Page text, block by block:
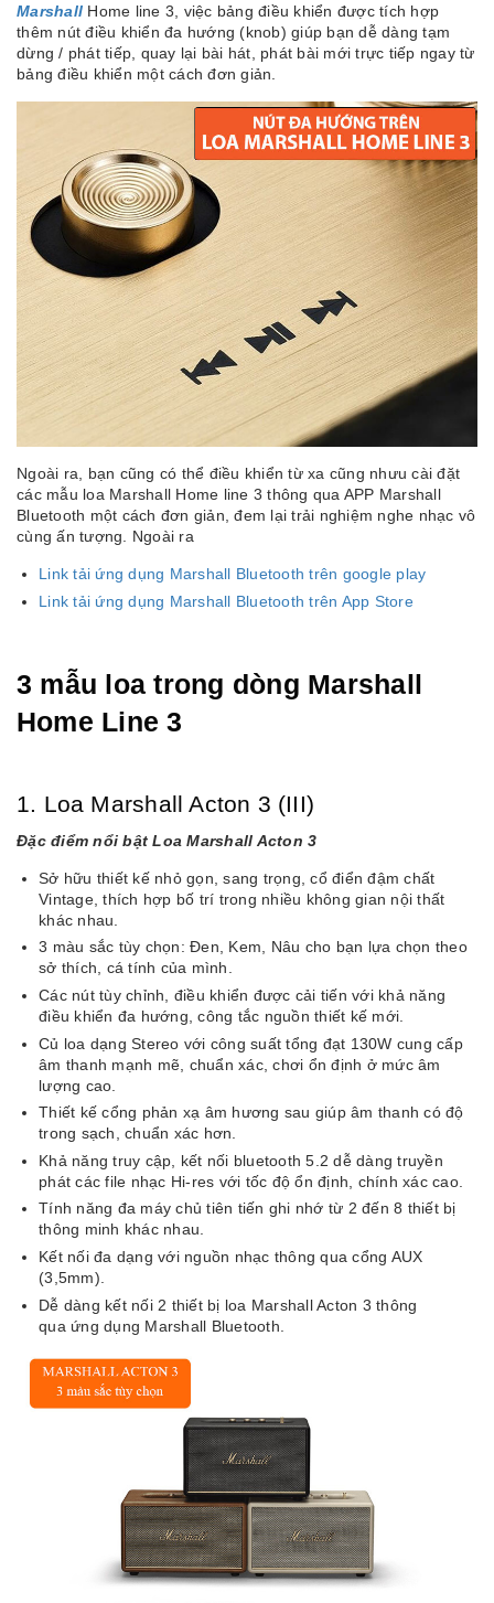
Marshall Home line 3, việc bảng điều khiển được tích hợp
thêm nút điều khiển đa hướng (knob) giúp bạn dễ dàng tạm
dừng / phát tiếp, quay lại bài hát, phát bài mới trực tiếp ngay từ
bảng điều khiển một cách đơn giản.
Ngoài ra, bạn cũng có thể điều khiển từ xa cũng nhưu cài đặt
các mẫu loa Marshall Home line 3 thông qua APP Marshall
Bluetooth một cách đơn giản, đem lại trải nghiệm nghe nhạc vô
cùng ấn tượng. Ngoài ra
Link tải ứng dụng Marshall Bluetooth trên google play
Link tải ứng dụng Marshall Bluetooth trên App Store
3 mẫu loa trong dòng Marshall
Home Line 3
1. Loa Marshall Acton 3 (III)
Đặc điểm nổi bật Loa Marshall Acton 3
Sở hữu thiết kế nhỏ gọn, sang trọng, cổ điển đậm chất
Vintage, thích hợp bố trí trong nhiều không gian nội thất
khác nhau.
3 màu sắc tùy chọn: Đen, Kem, Nâu cho bạn lựa chọn theo
sở thích, cá tính của mình.
Các nút tùy chỉnh, điều khiển được cải tiến với khả năng
điều khiển đa hướng, công tắc nguồn thiết kế mới.
Củ loa dạng Stereo với công suất tổng đạt 130W cung cấp
âm thanh mạnh mẽ, chuẩn xác, chơi ổn định ở mức âm
lượng cao.
Thiết kế cổng phản xạ âm hương sau giúp âm thanh có độ
trong sạch, chuẩn xác hơn.
Khả năng truy cập, kết nối bluetooth 5.2 dễ dàng truyền
phát các file nhạc Hi-res với tốc độ ổn định, chính xác cao.
Tính năng đa máy chủ tiên tiến ghi nhớ từ 2 đến 8 thiết bị
thông minh khác nhau.
Kết nối đa dạng với nguồn nhạc thông qua cổng AUX
(3,5mm).
Dễ dàng kết nối 2 thiết bị loa Marshall Acton 3 thông
qua ứng dụng Marshall Bluetooth.